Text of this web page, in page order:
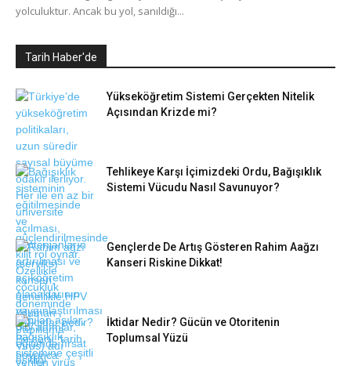
yolculuktur. Ancak bu yol, sanıldığı...
Tarih Haber'de
Yükseköğretim Sistemi Gerçekten Nitelik
Açısından Krizde mi?
Tehlikeye Karşı İçimizdeki Ordu, Bağışıklık
Sistemi Vücudu Nasıl Savunuyor?
Gençlerde De Artış Gösteren Rahim Aağzı
Kanseri Riskine Dikkat!
İktidar Nedir? Gücün ve Otoritenin
Toplumsal Yüzü